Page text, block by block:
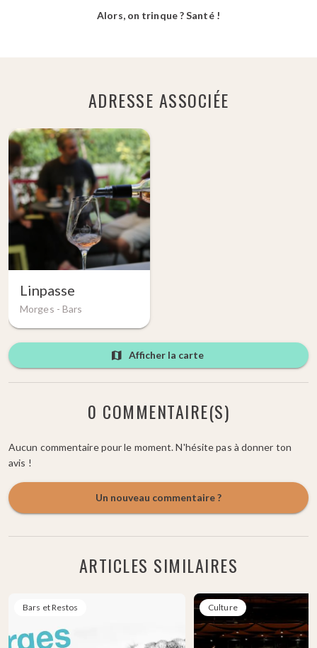
Alors, on trinque ? Santé !
ADRESSE ASSOCIÉE
Linpasse
Morges - Bars
Afficher la carte
0 COMMENTAIRE(S)
Aucun commentaire pour le moment. N'hésite pas à donner ton
avis !
Un nouveau commentaire ?
ARTICLES SIMILAIRES
Bars et Restos Culture